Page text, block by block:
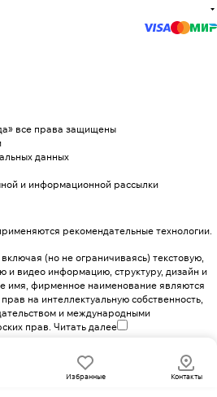
все права защищены
данных
и информационной рассылки
рекомендательные технологии.
(но не ограничиваясь) текстовую,
и видео информацию, структуру, дизайн и
имя, фирменное наименование являются
на интеллектуальную собственность,
и международными
прав. Читать далее
Избранные Контакты